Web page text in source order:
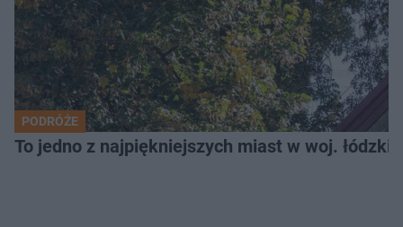
PODRÓŻE
To jedno z najpiękniejszych miast w woj.